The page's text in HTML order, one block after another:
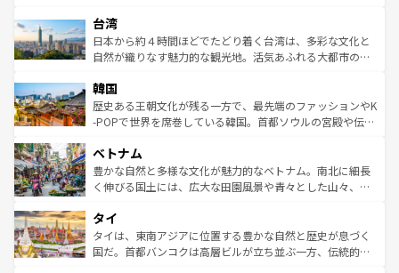
情報は
人々、おいしいローカルフードやハワイアンミュージッ
ク、伝統的なフラダンスなど、すべてがハワイの魅力を彩
っている。訪れるたびに新しい発見と感動が待っているハ
はコンテンツ一覧
リアリーフや大陸中央部にそびえるウルル（エアーズロッ
ク）、タスマニアの美しい原生林やケアンズの熱帯雨林な
ど、見どころがたくさん。また、カフェやワイン、オージ
いる。アクティビティも充実しており、サーフィンやダイ
ビング、ハイキングなど、アウトドア好きにはたまらな
い。オーストラリアの多彩な魅力を存分に味わいつくそ
参照してほしい。
台湾
日本から約４時間ほどでたどり着く台湾は、多彩な文化と
自然が織りなす魅力的な観光地。活気あふれる大都市の台
ン）、静ひつな山岳地帯である台湾東部など、都市の喧騒
と山間の静けさが共存しており、訪れる人に新しい発見と
驚きをもたらしてくれる。また、奥深い台湾の食文化も魅
容にもいいと評判のスイーツなど、バラエティ豊かな料理
が味わえる。 なお、新着の台湾情報は コンテンツ一覧を参
照してほしい。
韓国
歴史ある王朝文化が残る一方で、最先端のファッションやK
-POPで世界を席巻している韓国。首都ソウルの宮殿や伝統
き、地方に足を延ばせば四季折々の自然美を楽しむことが
できる。そして、キムチや焼肉、絶品のストリートフード
まで、さまざまな韓国料理が待っている。夜には、韓国な
リティに包まれながら、韓国の多彩な魅力を心ゆくまで味
わってみてほしい。 なお、新着の韓国情報はコンテンツ一
覧を参照してほしい。
ベトナム
豊かな自然と多様な文化が魅力的なベトナム。南北に細長
く伸びる国土には、広大な田園風景や青々とした山々、世
急速な発展と共に伝統が息づく。ハノイの古い町並みやホ
ーチミン市のフランス統治時代の建物も、独特の雰囲気を
醸し出している。また、バラエティの豊かさとおいしさで
タイ
タイは、東南アジアに位置する豊かな自然と歴史が息づく
国だ。首都バンコクは高層ビルが立ち並ぶ一方、伝統的な